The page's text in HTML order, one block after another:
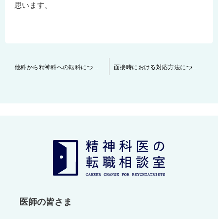
思います。
医師の皆さま